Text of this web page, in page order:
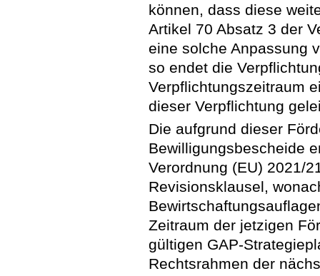
können, dass diese
Artikel 70 Absatz 3 der
eine solche Anpassung
so endet die
Verpflichtungszeitraum
dieser Verpflichtung
Die aufgrund dieser
Bewilligungsbescheide
Verordnung (EU) 2021/
Revisionsklausel,
Zeitraum der jetzigen
gültigen GAP-
Rechtsrahmen der